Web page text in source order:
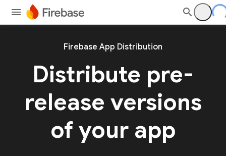
Firebase App Distribution
Distribute pre-
release versions
of your app